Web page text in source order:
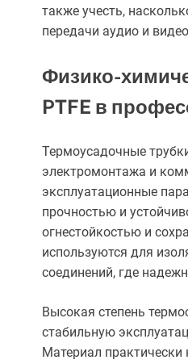
также учесть,
передачи аудио и
Физико-
PTFE в
Термоусадочные
электромонтажа и
эксплуатационные
прочностью и
огнестойкостью и
используются для
соединений, где
Высокая степень
стабильную
Материал практически